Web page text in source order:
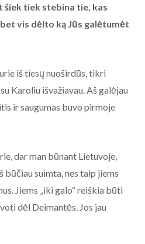
šiek tiek stebina tie, kas
vis dėlto ką Jūs galėtumėt
iš tiesų nuoširdūs, tikri
Karoliu išvažiavau. Aš galėjau
ir saugumas buvo pirmoje
dar man būnant Lietuvoje,
suimta, nes taip jiems
Jiems „iki galo“ reiškia būti
dėl Deimantės. Jos jau